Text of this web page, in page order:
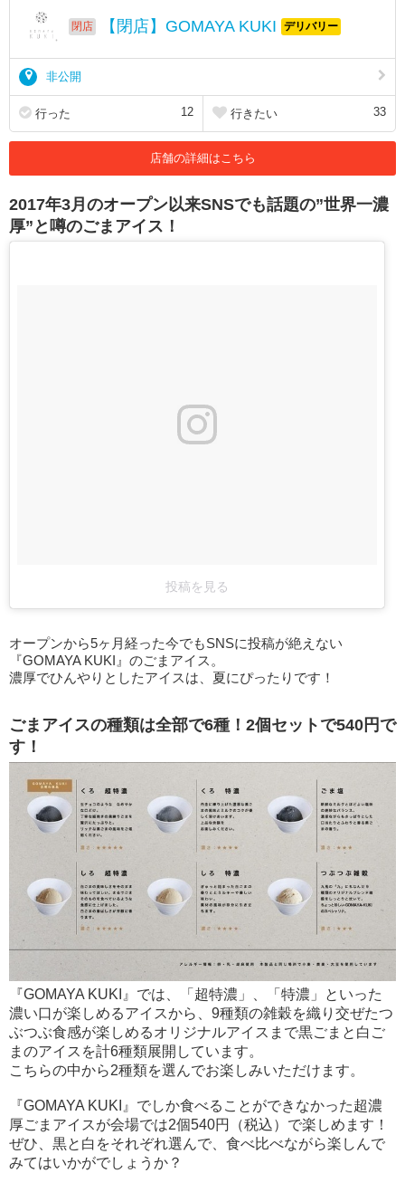
閉店 【閉店】GOMAYA KUKI デリバリー
非公開
行った 12 行きたい 33
店舗の詳細はこちら
2017年3月のオープン以来SNSでも話題の”世界一濃
厚”と噂のごまアイス！
投稿を見る
オープンから5ヶ月経った今でもSNSに投稿が絶えない
『GOMAYA KUKI』のごまアイス。
濃厚でひんやりとしたアイスは、夏にぴったりです！
ごまアイスの種類は全部で6種！2個セットで540円で
す！
『GOMAYA KUKI』では、「超特濃」、「特濃」といった
濃い口が楽しめるアイスから、9種類の雑穀を織り交ぜたつ
ぶつぶ食感が楽しめるオリジナルアイスまで黒ごまと白ご
まのアイスを計6種類展開しています。
こちらの中から2種類を選んでお楽しみいただけます。
『GOMAYA KUKI』でしか食べることができなかった超濃
厚ごまアイスが会場では2個540円（税込）で楽しめます！
ぜひ、黒と白をそれぞれ選んで、食べ比べながら楽しんで
みてはいかがでしょうか？